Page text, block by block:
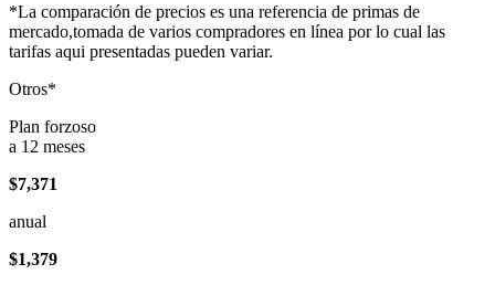
*La comparación de precios es una referencia de primas de
mercado,tomada de varios compradores en línea por lo cual las
tarifas aqui presentadas pueden variar.
Otros*
Plan forzoso
a 12 meses
$7,371
anual
$1,379